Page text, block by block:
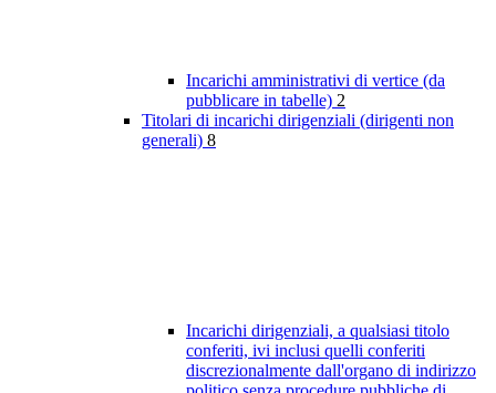
Incarichi amministrativi di vertice (da
pubblicare in tabelle) 2
Titolari di incarichi dirigenziali (dirigenti non
generali) 8
Incarichi dirigenziali, a qualsiasi titolo
conferiti, ivi inclusi quelli conferiti
discrezionalmente dall'organo di indirizzo